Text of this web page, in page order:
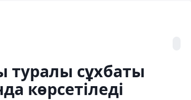
туралы сұхбаты
көрсетіледі